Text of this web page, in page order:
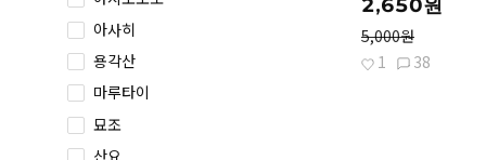
아사히
용각산
마루타이
묘조
산요
2,650원
5,000원
1
38